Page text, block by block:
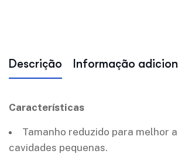
Descrição Informação
Características
Tamanho reduzido para melhor
cavidades pequenas.